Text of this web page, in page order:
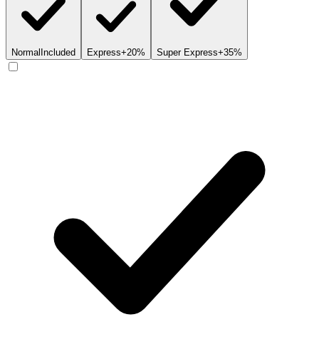
Normal Included Express+20% Super Express+35%